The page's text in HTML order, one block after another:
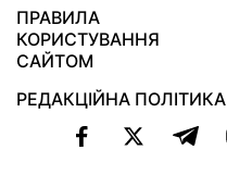
ПРАВИЛА
КОРИСТУВАННЯ
САЙТОМ
РЕДАКЦІЙНА ПОЛІТИКА